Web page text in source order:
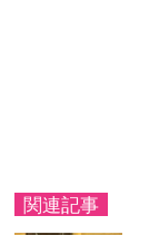
関連記事